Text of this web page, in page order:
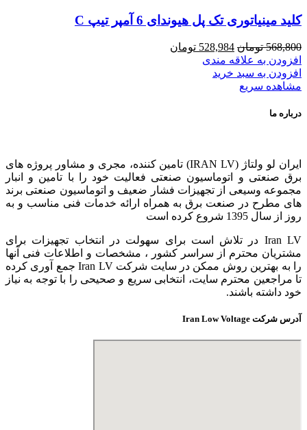
کلید مینیاتوری تک پل هیوندای 6 آمپر تیپ C
568,800 تومان قیمت
اصلی
528,984 تومان
افزودن به علاقه مندی
افزودن به سبد خرید
مشاهده سریع
درباره ما
ایران لو ولتاژ (IRAN LV) تامین کننده، مجری و مشاور پروژه های
برق صنعتی و اتوماسیون صنعتی فعالیت خود را با تامین و انبار
مجموعه وسیعی از تجهیزات فشار ضعیف و اتوماسیون صنعتی برند
های مطرح در صنعت برق به همراه ارائه خدمات فنی مناسب و به
روز از سال 1395 شروع کرده است
Iran LV در تلاش است برای سهولت در انتخاب تجهیزات برای
مشتریان محترم از سراسر کشور ، مشخصات و اطلاعات فنی آنها
را به بهترین روش ممکن در سایت شرکت Iran LV جمع آوری کرده
تا مراجعین محترم سایت، انتخابی سریع و صحیحی را با توجه به نیاز
خود داشته باشند.
آدرس شرکت Iran Low Voltage